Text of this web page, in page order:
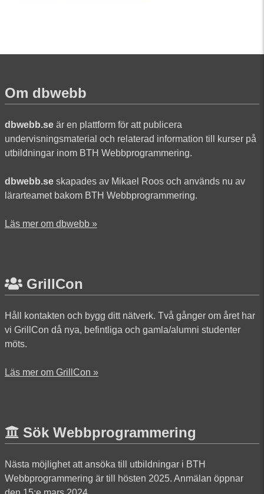
Om dbwebb
dbwebb.seär en plattform för att publicera
undervisningsmaterial och relaterad information till kurser på
utbildningar inom BTH Webbprogrammering.
dbwebb.seskapades av Mikael Roos och används nu av
lärarteamet bakom BTH Webbprogrammering.
Läs mer om dbwebb »
GrillCon
Håll kontakten och bygg ditt nätverk. Två gånger om året har
vi GrillCon då nya, befintliga och gamla/alumni studenter
möts.
Läs mer om GrillCon »
Sök Webbprogrammering
Nästa möjlighet att ansöka till utbildningar i BTH
Webbprogrammering är till hösten 2025. Anmälan öppnar